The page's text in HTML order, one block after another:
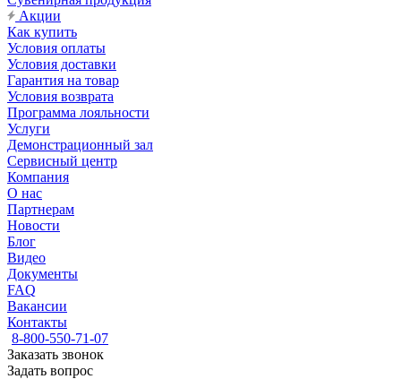
Акции
Как купить
Условия оплаты
Условия доставки
Гарантия на товар
Условия возврата
Программа лояльности
Услуги
Демонстрационный зал
Сервисный центр
Компания
О нас
Партнерам
Новости
Блог
Видео
Документы
FAQ
Вакансии
Контакты
8-800-550-71-07
Заказать звонок
Задать вопрос